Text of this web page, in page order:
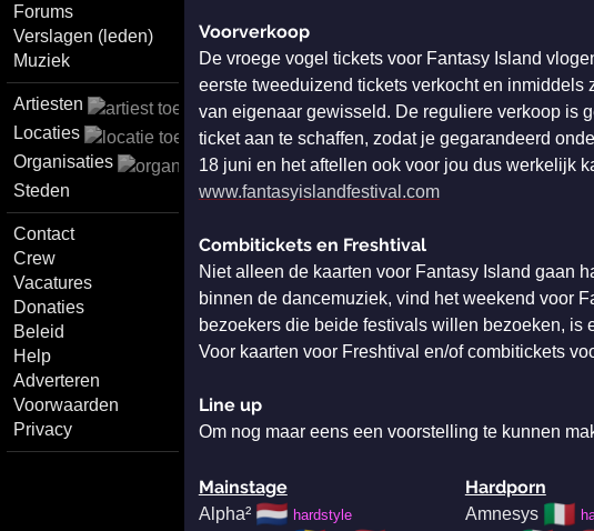
Forums
Verslagen (leden)
Muziek
Artiesten
Locaties
Organisaties
Steden
Contact
Crew
Vacatures
Donaties
Beleid
Help
Adverteren
Voorwaarden
Privacy
Voorverkoop
De vroege vogel tickets voor Fantasy Island
eerste tweeduizend tickets verkocht en inmiddels
van eigenaar gewisseld. De reguliere verkoop is
ticket aan te schaffen, zodat je gegarandeerd
18 juni en het aftellen ook voor jou dus werkelijk
www.fantasyislandfestival.com
Combitickets en Freshtival
Niet alleen de kaarten voor Fantasy Island gaan
binnen de dancemuziek, vind het weekend voor
bezoekers die beide festivals willen bezoeken, is
Voor kaarten voor Freshtival en/of combitickets
Line up
Om nog maar eens een voorstelling te kunnen
Mainstage
Alpha² 🇳🇱 hardstyle
Hardporn
Amnesys 🇮🇹